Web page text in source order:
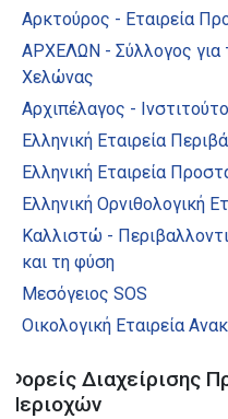
Αρκτούρος - Εταιρεία
ΑΡΧΕΛΩΝ - Σύλλογος για
Χελώνας
Αρχιπέλαγος -
Ελληνική Εταιρεία
Ελληνική Εταιρεία
Ελληνική Ορνιθολογική
Καλλιστώ -
και τη φύση
Μεσόγειος SOS
Οικολογική Εταιρεία
Φορείς Διαχείρισης
Περιοχών